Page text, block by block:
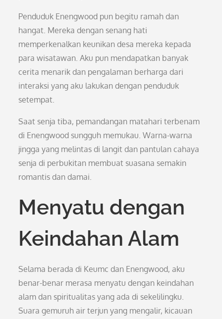
Penduduk Enengwood pun begitu ramah dan
hangat. Mereka dengan senang hati
memperkenalkan keunikan desa mereka kepada
para wisatawan. Aku pun mendapatkan banyak
cerita menarik dan pengalaman berharga dari
interaksi yang aku lakukan dengan penduduk
setempat.
Saat senja tiba, pemandangan matahari terbenam
di Enengwood sungguh memukau. Warna-warna
jingga yang melintas di langit dan pantulan cahaya
senja di perbukitan membuat suasana semakin
romantis dan damai.
Menyatu dengan
Keindahan Alam
Selama berada di Keumc dan Enengwood, aku
benar-benar merasa menyatu dengan keindahan
alam dan spiritualitas yang ada di sekelilingku.
Suara gemuruh air terjun yang mengalir, kicauan